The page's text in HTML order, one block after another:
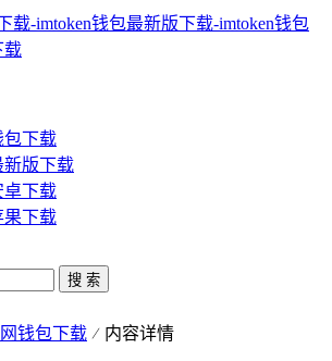
包下载
新版下载
卓下载
果下载
搜 索
钱包下载 内容详情